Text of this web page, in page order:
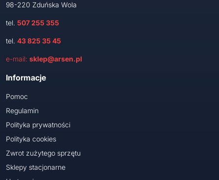
98-220 Zduńska Wola
tel. 507 255 355
tel. 43 825 35 45
e-mail: sklep@arsen.pl
Informacje
Pomoc
Regulamin
Polityka prywatności
Polityka cookies
Zwrot zużytego sprzętu
Sklepy stacjonarne